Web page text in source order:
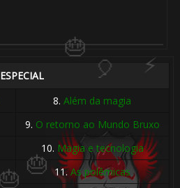
ESPECIAL
8.Além da magia
9. O retorno ao Mundo Bruxo
10. Magia e tecnologia
11.As polêmicas
1️⃣ 8️⃣